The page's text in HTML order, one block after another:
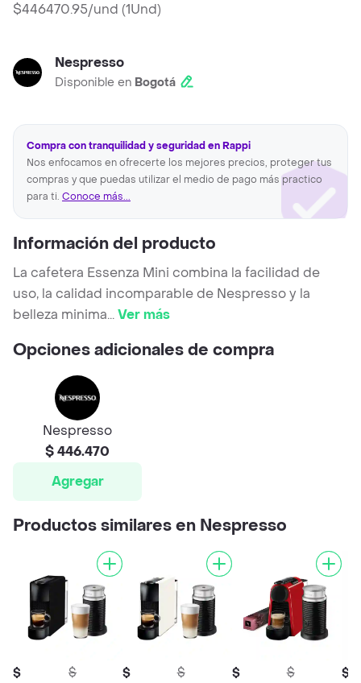
$446470.95/und (1Und)
Nespresso
Disponible en Bogotá
Compra con tranquilidad y seguridad en Rappi
Nos enfocamos en ofrecerte los mejores precios, proteger tus
compras y que puedas utilizar el medio de pago más practico
para ti. Conoce más...
Información del producto
La cafetera Essenza Mini combina la facilidad de
uso, la calidad incomparable de Nespresso y la
belleza minima...Ver más
Opciones adicionales de compra
Nespresso
$ 446.470
Agregar
Productos similares en Nespresso
$
$
$
$
$
$
$